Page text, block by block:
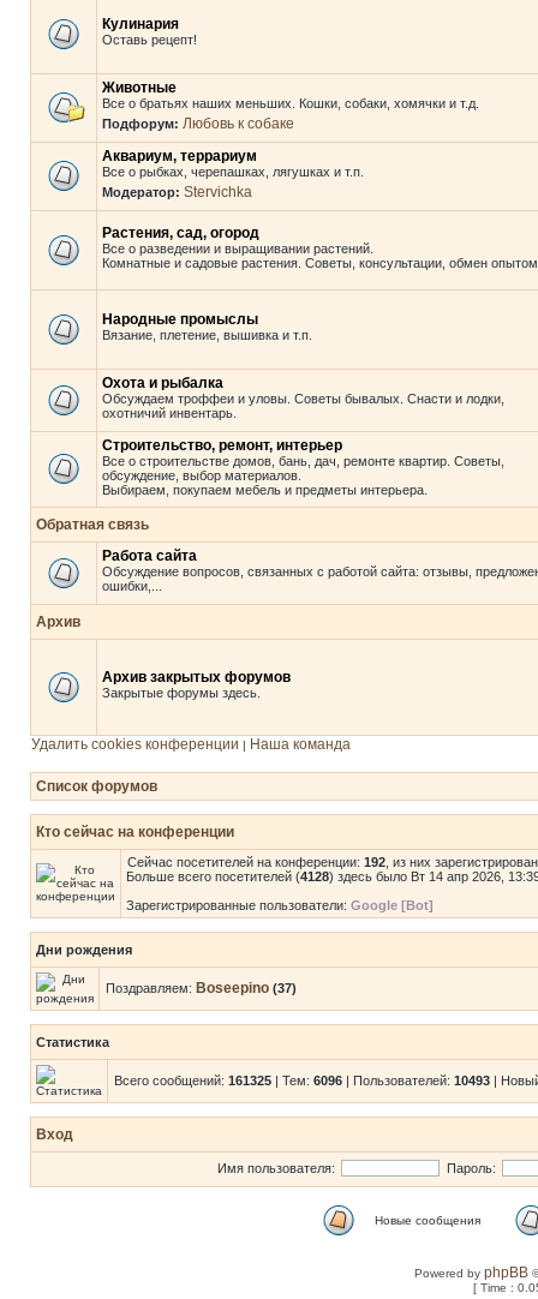
Кулинария
Оставь рецепт!
Животные
Все о братьях наших меньших. Кошки, собаки, хомячки и т.д.
Подфорум: Любовь к собаке
Аквариум, террариум
Все о рыбках, черепашках, лягушках и т.п.
Модератор: Stervichka
Растения, сад, огород
Все о разведении и выращивании растений.
Комнатные и садовые растения. Советы, консультации, обмен
Народные промыслы
Вязание, плетение, вышивка и т.п.
Охота и рыбалка
Обсуждаем троффеи и уловы. Советы бывалых. Снасти и лодки,
охотничий инвентарь.
Строительство, ремонт, интерьер
Все о строительстве домов, бань, дач, ремонте квартир. Советы,
обсуждение, выбор материалов.
Выбираем, покупаем мебель и предметы интерьера.
Обратная связь
Работа сайта
Обсуждение вопросов, связанных с работой сайта: отзывы,
ошибки,...
Архив
Архив закрытых форумов
Закрытые форумы здесь.
Удалить cookies конференции | Наша команда
Список форумов
Кто сейчас на конференции
Сейчас посетителей на конференции: 192 , из них
Больше всего посетителей (4128) здесь было Вт 14 апр 2026,
Зарегистрированные пользователи: Google [Bot]
Дни рождения
Поздравляем: Boseepino (37)
Статистика
Всего сообщений: 161325 | Тем: 6096 | Пользователей: 10493 |
Вход
Имя пользователя: Пароль:
Новые сообщения
Powered byphpBB
[ Time :